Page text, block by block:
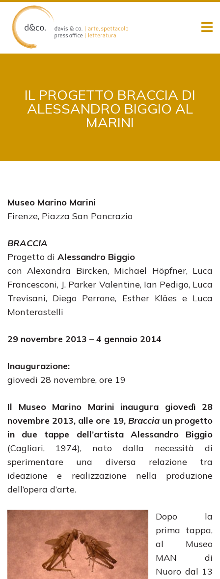
content
IL PROGETTO BRACCIA DI
ALESSANDRO BIGGIO AL
MARINI
Museo Marino Marini
Firenze, Piazza San Pancrazio
BRACCIA
Progetto di Alessandro Biggio
con Alexandra Bircken, Michael Höpfner, Luca
Francesconi, J. Parker Valentine, Ian Pedigo, Luca
Trevisani, Diego Perrone, Esther Kläes e Luca
Monterastelli
29 novembre 2013 – 4 gennaio 2014
Inaugurazione:
giovedi 28 novembre, ore 19
Il Museo Marino Marini inaugura giovedì 28
novembre 2013, alle ore 19, Bracciaun progetto
in due tappe dell’artista Alessandro Biggio
(Cagliari, 1974), nato dalla necessità di
sperimentare una diversa relazione tra
ideazione e realizzazione nella produzione
dell’opera d’arte.
Dopo la
prima tappa,
al Museo
MAN di
Nuoro dal 13